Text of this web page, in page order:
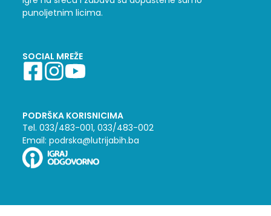
punoljetnim licima.
SOCIAL MREŽE
PODRŠKA KORISNICIMA
Tel. 033/483-001, 033/483-002
Email: podrska@lutrijabih.ba